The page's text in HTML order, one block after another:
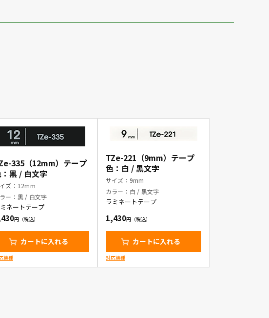
335（12mm）テープ
黒 / 白文字
ズ：12mm
ー：黒 / 白文字
ネートテープ
カートに入れる
機種
TZe-221（9mm）テープ
色：白 / 黒文字
サイズ：9mm
カラー：白 / 黒文字
ラミネートテープ
1,430
カートに入れる
対応機種